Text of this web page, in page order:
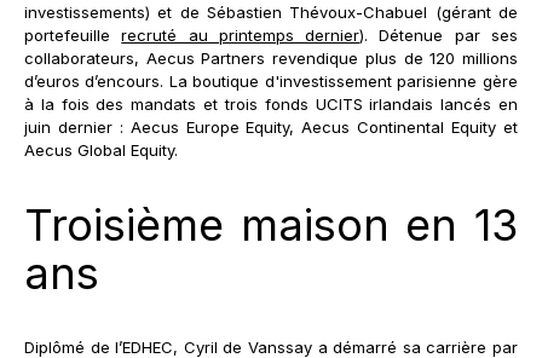
investissements) et de Sébastien Thévoux-Chabuel (gérant de
portefeuillerecruté au printemps dernier). Détenue par ses
collaborateurs, Aecus Partners revendique plus de 120 millions
d’euros d’encours. La boutique d'investissement parisienne gère
à la fois des mandats et trois fonds UCITS irlandais lancés en
juin dernier : Aecus Europe Equity, Aecus Continental Equity et
Aecus Global Equity.
Troisième maison en 13
ans
Diplômé de l’EDHEC, Cyril de Vanssay a démarré sa carrière par